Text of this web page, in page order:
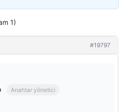
1)
#19797
Anahtar yönetici